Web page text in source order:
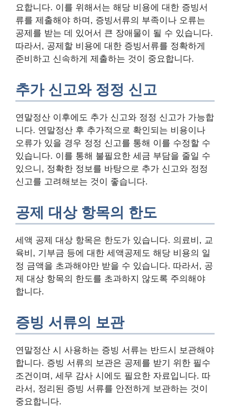
요합니다. 이를 위해서는 해당 비용에 대한 증빙서
류를 제출해야 하며, 증빙서류의 부족이나 오류는
공제를 받는 데 있어서 큰 장애물이 될 수 있습니다.
따라서, 공제할 비용에 대한 증빙서류를 정확하게
준비하고 신속하게 제출하는 것이 중요합니다.
추가 신고와 정정 신고
연말정산 이후에도 추가 신고와 정정 신고가 가능합
니다. 연말정산 후 추가적으로 확인되는 비용이나
오류가 있을 경우 정정 신고를 통해 이를 수정할 수
있습니다. 이를 통해 불필요한 세금 부담을 줄일 수
있으니, 정확한 정보를 바탕으로 추가 신고와 정정
신고를 고려해보는 것이 좋습니다.
공제 대상 항목의 한도
세액 공제 대상 항목은 한도가 있습니다. 의료비, 교
육비, 기부금 등에 대한 세액공제도 해당 비용의 일
정 금액을 초과해야만 받을 수 있습니다. 따라서, 공
제 대상 항목의 한도를 초과하지 않도록 주의해야
합니다.
증빙 서류의 보관
연말정산 시 사용하는 증빙 서류는 반드시 보관해야
합니다. 증빙 서류의 보관은 공제를 받기 위한 필수
조건이며, 세무 감사 시에도 필요한 자료입니다. 따
라서, 정리된 증빙 서류를 안전하게 보관하는 것이
중요합니다.